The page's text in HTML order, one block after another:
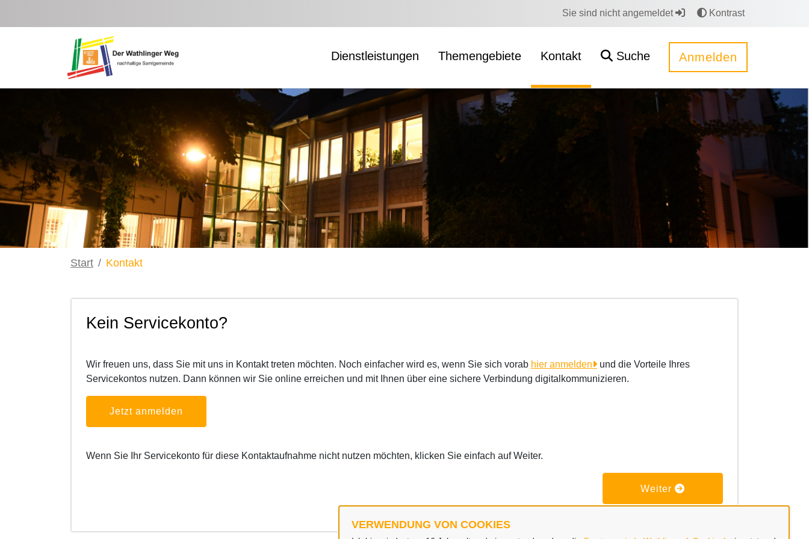
VERWENDUNG VON COOKIES
Sie sind nicht angemeldet Kontrast
Dienstleistungen Themengebiete Kontakt Suche Anmelden
Start Kontakt
Kein Servicekonto?
Wir freuen uns, dass Sie mit uns in Kontakt treten möchten. Noch einfacher wird es, wenn Sie sich vorab hier anmelden
und die Vorteile Ihres
Servicekontos nutzen. Dann können wir Sie online erreichen und mit Ihnen über eine sichere Verbindung digitalkommunizieren.
Jetzt anmelden
Wenn Sie Ihr Servicekonto für diese Kontaktaufnahme nicht nutzen möchten, klicken Sie einfach auf Weiter.
Weiter